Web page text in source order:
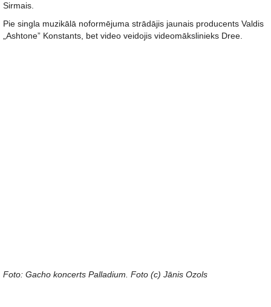
Sirmais.
Pie singla muzikālā noformējuma strādājis jaunais producents Valdis
„Ashtone” Konstants, bet video veidojis videomākslinieks Dree.
Foto: Gacho koncerts Palladium. Foto (c) Jānis Ozols